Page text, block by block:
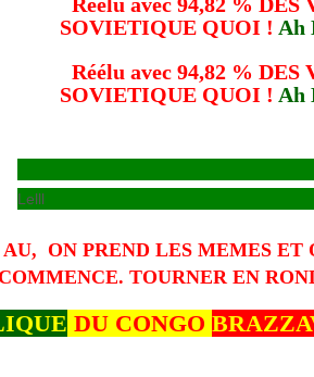
SOVIETIQUE QUOI ! Ah
Réélu avec 94,82 %
SOVIETIQUE QUOI ! Ah
Lelll
AU, ON PREND LES MEMES ET
TOURNER EN
DU CONGO